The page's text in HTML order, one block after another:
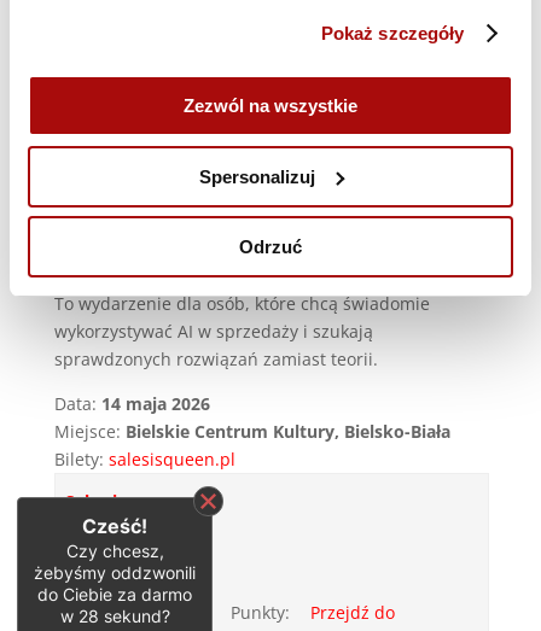
Pokaż szczegóły
Zezwól na wszystkie
Spersonalizuj
Odrzuć
zwiększania wyników sprzedażowych
efektywność zespołów
Dodatkowo, jesienią odbędą siędwa wieczorne
wydarzenia towarzyszące – w Ostravie i Cieszynie,
dalsze budowanie relacji w regionie.
To wydarzenie dla osób, które chcą świadomie
wykorzystywać AI w sprzedaży i szukają
sprawdzonych rozwiązań zamiast teorii.
Data: 14 maja 2026
Miejsce: Bielskie Centrum Kultury, Bielsko-Biała
Bilety: salesisqueen.pl
Sales is
the
Queen IV:
Jak AI
zmienia
14-
05-
Punkty:
Przejdź do
Cześć!
Czy chcesz,
żebyśmy oddzwonili
do Ciebie za darmo
w 28 sekund?